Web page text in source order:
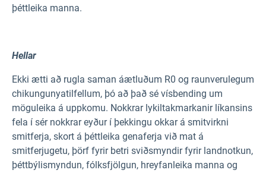
þéttleika manna.
Hellar
Ekki ætti að rugla saman áætluðum R0 og raunverulegum
chikungunyatilfellum, þó að það sé vísbending um
möguleika á uppkomu. Nokkrar lykiltakmarkanir líkansins
fela í sér nokkrar eyður í þekkingu okkar á smitvirkni
smitferja, skort á þéttleika genaferja við mat á
smitferjugetu, þörf fyrir betri sviðsmyndir fyrir landnotkun,
þéttbýlismyndun, fólksfjölgun, hreyfanleika manna og